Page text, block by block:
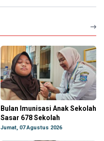
Bulan Imunisasi Anak Sekolah
Sasar 678 Sekolah
Jumat, 07 Agustus 2026